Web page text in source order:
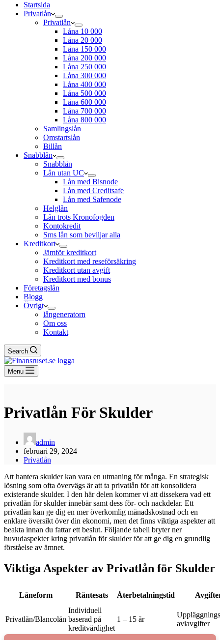
Startsida
Privatlån
Privatlån
Låna 10 000
Låna 20 000
Låna 150 000
Låna 200 000
Låna 250 000
Låna 300 000
Låna 400 000
Låna 500 000
Låna 600 000
Låna 700 000
Låna 800 000
Samlingslån
Omstartslån
Billån
Snabblån
Snabblån
Lån utan UC
Lån med Bisnode
Lån med Creditsafe
Lån med Safenode
Helglån
Lån trots Kronofogden
Kontokredit
Sms lån som beviljar alla
Kreditkort
Jämför kreditkort
Kreditkort med reseförsäkring
Kreditkort utan avgift
Kreditkort med bonus
Företagslån
Blogg
Övrigt
långeneratorn
Om oss
Kontakt
Search
Menu
Privatlån För Skulder
admin
februari 29, 2024
Privatlån
Att hantera skulder kan vara en utmaning för många. En strategisk
lösning som ofta övervägs är att ta privatlån för att konsolidera
existerande skulder. I den här delen kommer vi att dissekera vad ett
privatlån för skulder innebär samt dess för- och nackdelar. Ett
privatlån kan ge dig en mer överkomlig månadskostnad och en
enklare översikt över din ekonomi, men det finns viktiga aspekter att
beakta innan du fattar ett beslut. Följande tabell bryter ner
huvudaspekter kring privatlån för skulder för att ge dig en grundlig
förståelse av ämnet.
Viktiga Aspekter av Privatlån för Skulder
Låneform Räntesats Återbetalningstid
Privatlån/Blancolån
Individuell
baserad på
kreditvärdighet
1 – 15 år
aviavgifter